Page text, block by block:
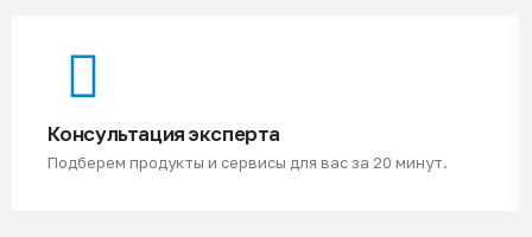
Консультация эксперта
Подберем продукты и сервисы для вас за 20 минут.